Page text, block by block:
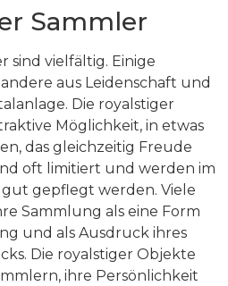
Sammler
sind vielfältig. Einige
aus Leidenschaft und
Die royalstiger
Möglichkeit, in etwas
das gleichzeitig Freude
oft limitiert und werden im
gepflegt werden. Viele
Sammlung als eine Form
und als Ausdruck ihres
Die royalstiger Objekte
ihre Persönlichkeit